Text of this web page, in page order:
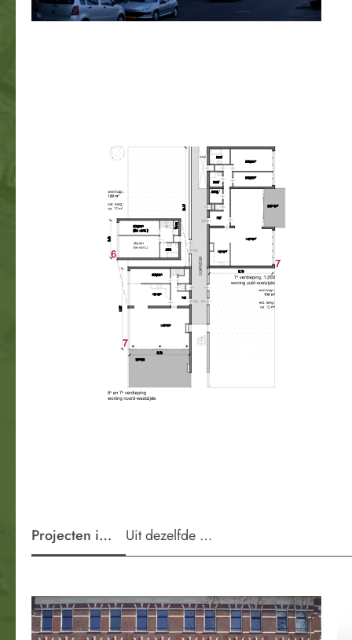
Projecten in de wijkUit dezelfde periode